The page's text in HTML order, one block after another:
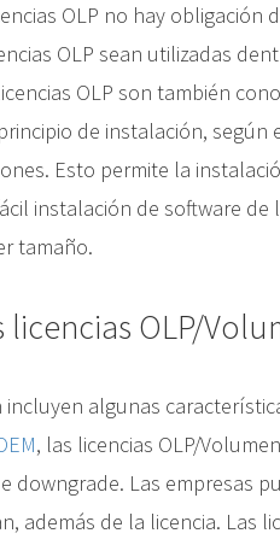
OLP no hay obligación
OLP sean utilizadas
OLP son también
de instalación, según
Esto permite la
instalación de software de
tamaño.
OLP/
incluyen algunas
, las licencias OLP/
downgrade. Las empresas
además de la licencia. Las